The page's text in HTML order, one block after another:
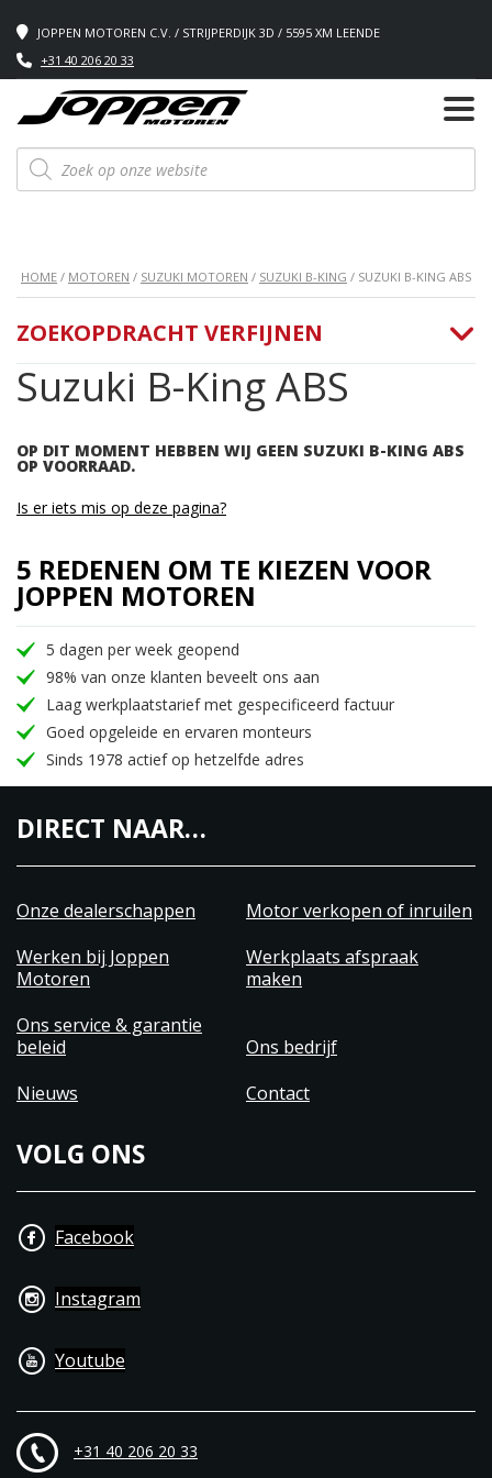
JOPPEN MOTOREN C.V. / STRIJPERDIJK 3D / 5595 XM LEENDE
+31 40 206 20 33
Producten
zoeken
HOME / MOTOREN / SUZUKI MOTOREN / SUZUKI B-KING / SUZUKI B-KING ABS
Suzuki B-King ABS
OP DIT MOMENT HEBBEN WIJ GEEN SUZUKI B-KING ABS
OP VOORRAAD.
ZOEKOPDRACHT VERFIJNEN
Is er iets mis op deze pagina?
5 REDENEN OM TE KIEZEN VOOR
JOPPEN MOTOREN
5 dagen per week geopend
98% van onze klanten beveelt ons aan
Laag werkplaatstarief met gespecificeerd factuur
Goed opgeleide en ervaren monteurs
Sinds 1978 actief op hetzelfde adres
DIRECT NAAR…
Onze dealerschappen
Motor verkopen of inruilen
Werken bij Joppen
Motoren
Werkplaats afspraak
maken
Ons service & garantie
beleid
Ons bedrijf
Nieuws
Contact
VOLG ONS
Facebook
Instagram
Youtube
+31 40 206 20 33